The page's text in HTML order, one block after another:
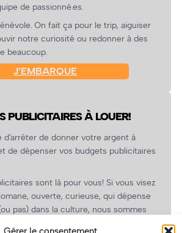
de passionné.es.
On fait ça pour le trip, aiguiser
notre curiosité ou redonner à des
beaucoup.
J’EMBARQUE
PUBLICITAIRES À LOUER!
d’arrêter de donner votre argent à
de dépenser vos budgets publicitaires
sont là pour vous! Si vous visez
ouverte, curieuse, qui dépense
pas) dans la culture, nous sommes